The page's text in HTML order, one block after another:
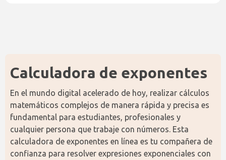
Calculadora de exponentes
En el mundo digital acelerado de hoy, realizar cálculos
matemáticos complejos de manera rápida y precisa es
fundamental para estudiantes, profesionales y
cualquier persona que trabaje con números. Esta
calculadora de exponentes en línea es tu compañera de
confianza para resolver expresiones exponenciales con